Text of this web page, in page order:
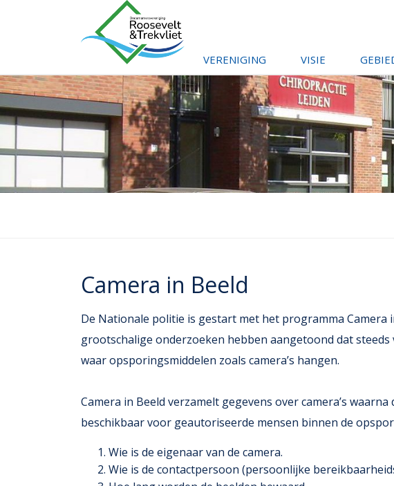
VERENIGING VISIE
Camera in Beeld
De Nationale politie is gestart met het programma
grootschalige onderzoeken hebben aangetoond dat
waar opsporingsmiddelen zoals camera’s hangen.
Camera in Beeld verzamelt gegevens over camera’s
beschikbaar voor geautoriseerde mensen binnen de
Wie is de eigenaar van de camera.
Wie is de contactpersoon (persoonlijke